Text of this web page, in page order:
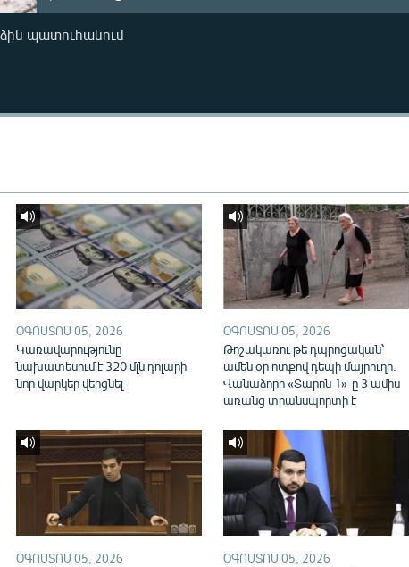
պատուհանում
ՕԳՈՍՏՈՍ 05, 2026
Կառավարությունը
նախատեսում է 320 մլն դոլարի
նոր վարկեր վերցնել
ՕԳՈՍՏՈՍ 05, 2026
Թոշակառու թե դպրոցական՝
ամեն օր ոտքով դեպի մայրուղի.
Վանաձորի «Տարոն 1»-ը 3 ամիս
առանց տրանսպորտի է
ՕԳՈՍՏՈՍ 05, 2026 ՕԳՈՍՏՈՍ 05, 2026